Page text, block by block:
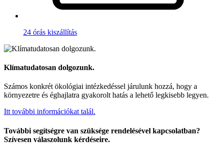
24 órás kiszállítás
Klímatudatosan dolgozunk.
Számos konkrét ökológiai intézkedéssel járulunk hozzá, hogy a
környezetre és éghajlatra gyakorolt hatás a lehető legkisebb legyen.
Itt további információkat talál.
További segítségre van szüksége rendelésével kapcsolatban?
Szívesen válaszolunk kérdéseire.